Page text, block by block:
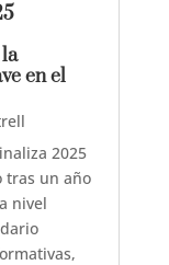
en el
2025
tras un año
nivel